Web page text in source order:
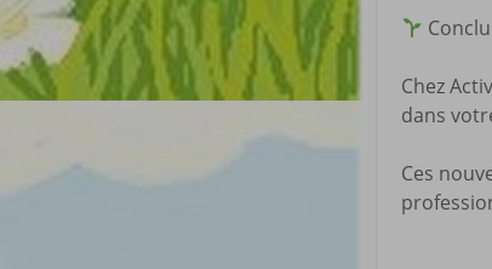
Chez
dans
Ces